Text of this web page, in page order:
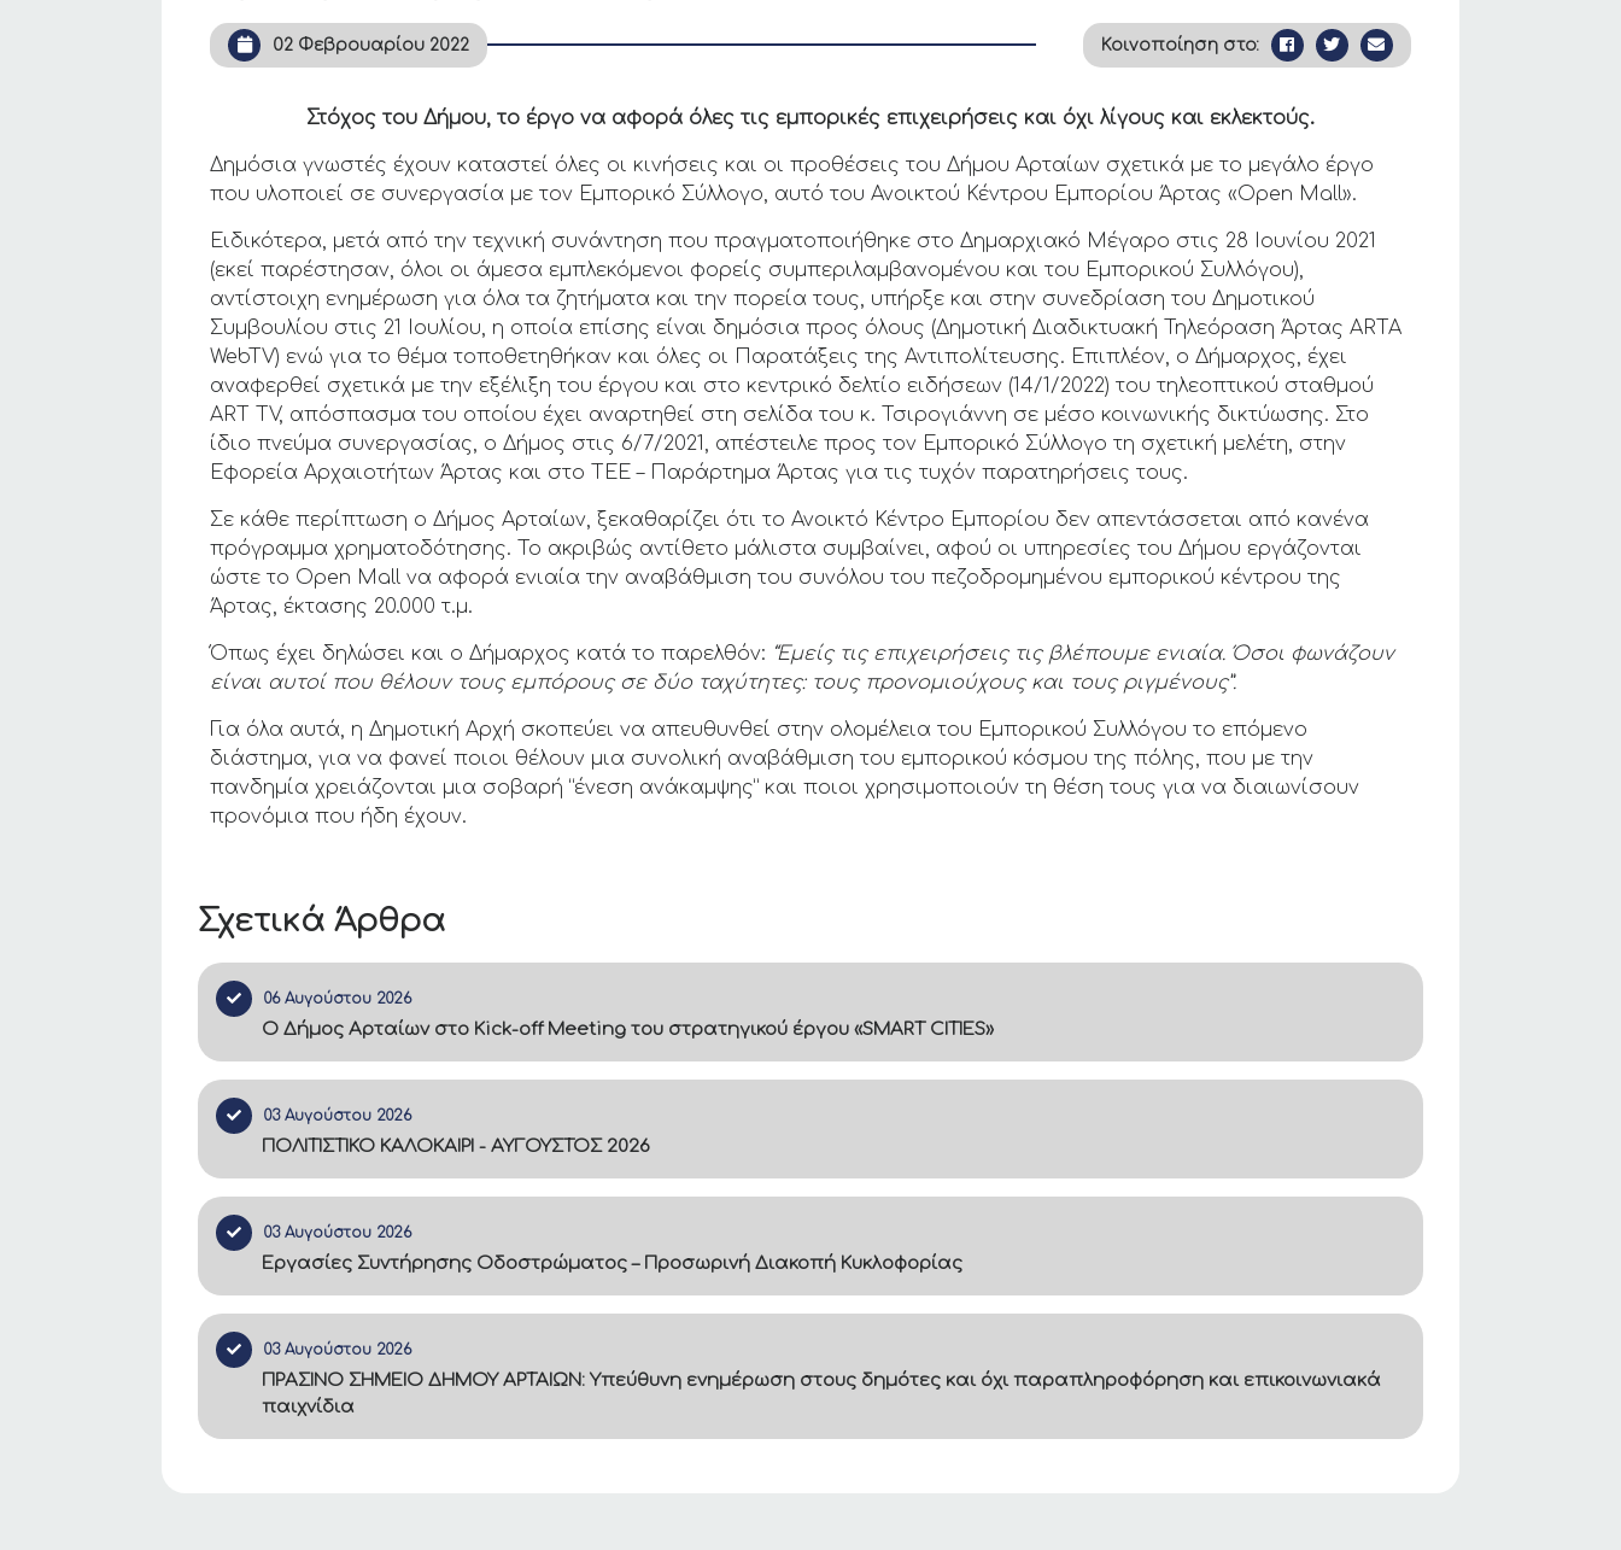
Σχετικά Άρθρα
06 Αυγούστου 2026
Ο Δήμος Αρταίων στο Kick-off Meeting του στρατηγικού έργου «SMART CITIES»
03 Αυγούστου 2026
ΠΟΛΙΤΙΣΤΙΚΟ ΚΑΛΟΚΑΙΡΙ - ΑΥΓΟΥΣΤΟΣ 2026
03 Αυγούστου 2026
Εργασίες Συντήρησης Οδοστρώματος – Προσωρινή Διακοπή Κυκλοφορίας
03 Αυγούστου 2026
ΠΡΑΣΙΝΟ ΣΗΜΕΙΟ ΔΗΜΟΥ ΑΡΤΑΙΩΝ: Υπεύθυνη ενημέρωση στους δημότες και όχι παραπληροφόρηση και επικοινωνιακά
παιχνίδια
02 Φεβρουαρίου 2022 Κοινοποίηση στο:
Στόχος του Δήμου, το έργο να αφορά όλες τις εμπορικές επιχειρήσεις και όχι λίγους και εκλεκτούς.
Δημόσια γνωστές έχουν καταστεί όλες οι κινήσεις και οι προθέσεις του Δήμου Αρταίων σχετικά με το μεγάλο έργο
που υλοποιεί σε συνεργασία με τον Εμπορικό Σύλλογο, αυτό του Ανοικτού Κέντρου Εμπορίου Άρτας «Open Mall».
Ειδικότερα, μετά από την τεχνική συνάντηση που πραγματοποιήθηκε στο Δημαρχιακό Μέγαρο στις 28 Ιουνίου 2021
(εκεί παρέστησαν, όλοι οι άμεσα εμπλεκόμενοι φορείς συμπεριλαμβανομένου και του Εμπορικού Συλλόγου),
αντίστοιχη ενημέρωση για όλα τα ζητήματα και την πορεία τους, υπήρξε και στην συνεδρίαση του Δημοτικού
Συμβουλίου στις 21 Ιουλίου, η οποία επίσης είναι δημόσια προς όλους (Δημοτική Διαδικτυακή Τηλεόραση Άρτας ARTA
WebTV) ενώ για το θέμα τοποθετηθήκαν και όλες οι Παρατάξεις της Αντιπολίτευσης. Επιπλέον, ο Δήμαρχος, έχει
αναφερθεί σχετικά με την εξέλιξη του έργου και στο κεντρικό δελτίο ειδήσεων (14/1/2022) του τηλεοπτικού σταθμού
ART TV, απόσπασμα του οποίου έχει αναρτηθεί στη σελίδα του κ. Τσιρογιάννη σε μέσο κοινωνικής δικτύωσης. Στο
ίδιο πνεύμα συνεργασίας, ο Δήμος στις 6/7/2021, απέστειλε προς τον Εμπορικό Σύλλογο τη σχετική μελέτη, στην
Εφορεία Αρχαιοτήτων Άρτας και στο ΤΕΕ – Παράρτημα Άρτας για τις τυχόν παρατηρήσεις τους.
Σε κάθε περίπτωση ο Δήμος Αρταίων, ξεκαθαρίζει ότι το Ανοικτό Κέντρο Εμπορίου δεν απεντάσσεται από κανένα
πρόγραμμα χρηματοδότησης. Το ακριβώς αντίθετο μάλιστα συμβαίνει, αφού οι υπηρεσίες του Δήμου εργάζονται
ώστε το Open Mall να αφορά ενιαία την αναβάθμιση του συνόλου του πεζοδρομημένου εμπορικού κέντρου της
Άρτας, έκτασης 20.000 τ.μ.
Όπως έχει δηλώσει και ο Δήμαρχος κατά το παρελθόν: “Εμείς τις επιχειρήσεις τις βλέπουμε ενιαία. Όσοι φωνάζουν
είναι αυτοί που θέλουν τους εμπόρους σε δύο ταχύτητες: τους προνομιούχους και τους ριγμένους”.
Για όλα αυτά, η Δημοτική Αρχή σκοπεύει να απευθυνθεί στην ολομέλεια του Εμπορικού Συλλόγου το επόμενο
διάστημα, για να φανεί ποιοι θέλουν μια συνολική αναβάθμιση του εμπορικού κόσμου της πόλης, που με την
πανδημία χρειάζονται μια σοβαρή “ένεση ανάκαμψης” και ποιοι χρησιμοποιούν τη θέση τους για να διαιωνίσουν
προνόμια που ήδη έχουν.